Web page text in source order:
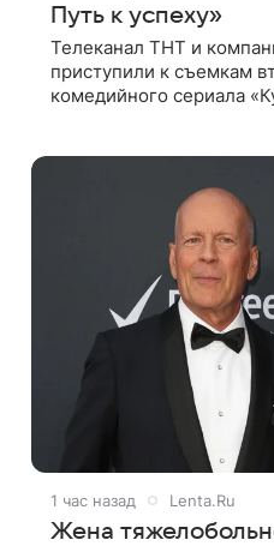
Путь к успеху»
Телеканал ТНТ и
приступили к съемкам
комедийного сериала
1 час назад Lenta.Ru
Жена